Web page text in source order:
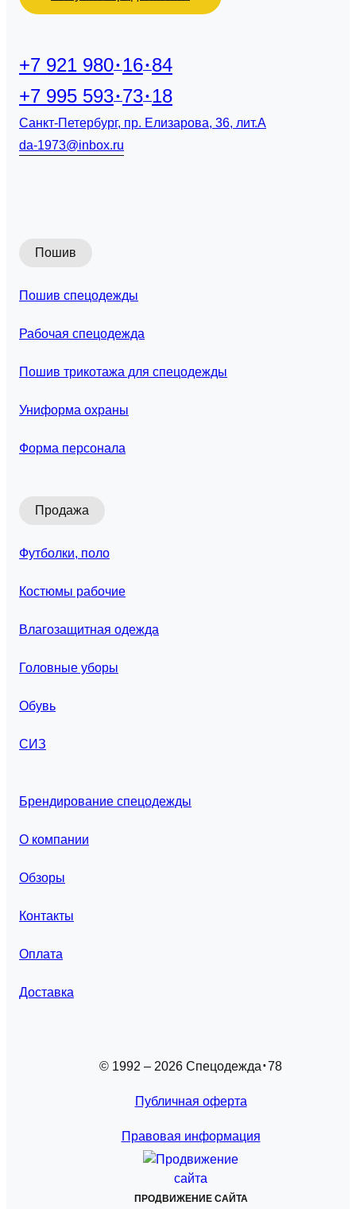
+7 921 980 16 84
+7 995 593 73 18
Санкт-Петербург, пр. Елизарова, 36, лит.А
da-1973@inbox.ru
Пошив
Пошив спецодежды
Рабочая спецодежда
Пошив трикотажа для спецодежды
Униформа охраны
Форма персонала
Продажа
Футболки, поло
Костюмы рабочие
Влагозащитная одежда
Головные уборы
Обувь
СИЗ
Брендирование спецодежды
О компании
Обзоры
Контакты
Оплата
Доставка
© 1992 – 2026 Спецодежда 78
Публичная оферта
Правовая информация
ПРОДВИЖЕНИЕ САЙТА